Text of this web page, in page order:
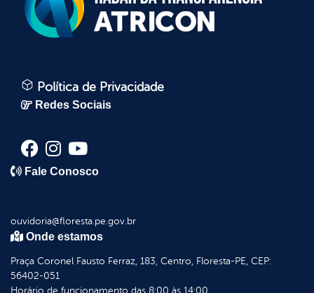
Política de Privacidade
Redes Sociais
Fale Conosco
ouvidoria@floresta.pe.gov.br
Onde estamos
Praça Coronel Fausto Ferraz, 183, Centro, Floresta-PE, CEP:
56402-051
Horário de funcionamento das 8:00 às 14:00